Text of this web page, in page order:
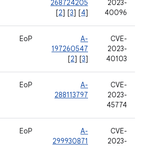
2023-
40096
268724205
[2] [3] [4]
CVE-
2023-
40103
A-
197260547
[2] [3]
EoP
CVE-
2023-
45774
A-
288113797
EoP
CVE-
2023-
A-
299930871
EoP